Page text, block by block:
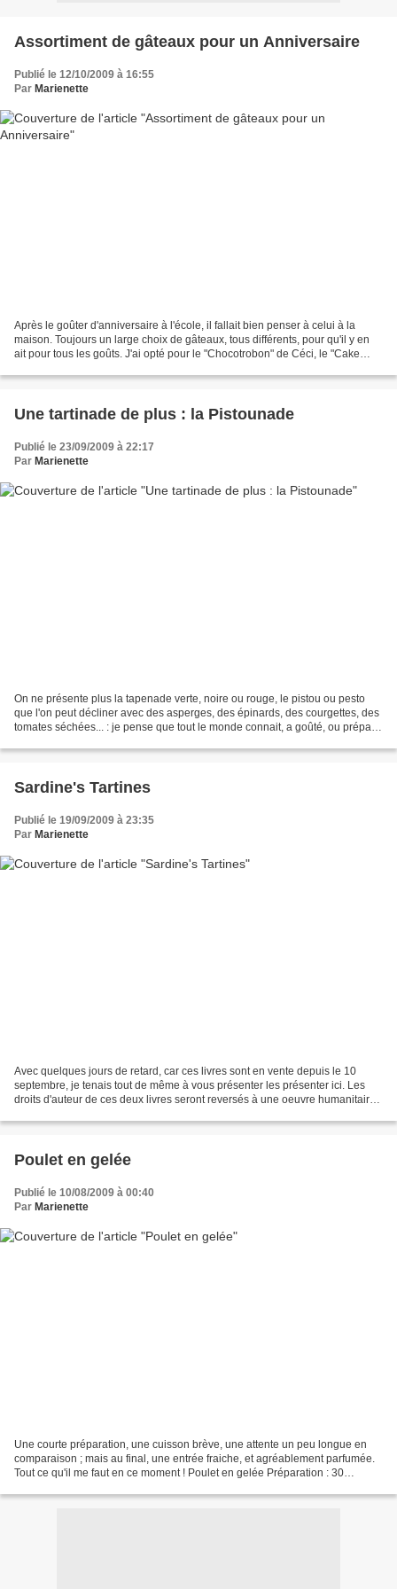
Assortiment de gâteaux pour un Anniversaire
Publié le 12/10/2009 à 16:55
Par Marienette
Après le goûter d'anniversaire à l'école, il fallait bien penser à celui à la
maison. Toujours un large choix de gâteaux, tous différents, pour qu'il y en
ait pour tous les goûts. J'ai opté pour le "Chocotrobon" de Céci, le "Cake
Une tartinade de plus : la Pistounade
Publié le 23/09/2009 à 22:17
Par Marienette
On ne présente plus la tapenade verte, noire ou rouge, le pistou ou pesto
que l'on peut décliner avec des asperges, des épinards, des courgettes, des
tomates séchées... : je pense que tout le monde connait, a goûté, ou préparé
Sardine's Tartines
Publié le 19/09/2009 à 23:35
Par Marienette
Avec quelques jours de retard, car ces livres sont en vente depuis le 10
septembre, je tenais tout de même à vous présenter les présenter ici. Les
droits d'auteur de ces deux livres seront reversés à une oeuvre humanitaire :
Poulet en gelée
Publié le 10/08/2009 à 00:40
Par Marienette
Une courte préparation, une cuisson brève, une attente un peu longue en
comparaison ; mais au final, une entrée fraiche, et agréablement parfumée.
Tout ce qu'il me faut en ce moment ! Poulet en gelée Préparation : 30